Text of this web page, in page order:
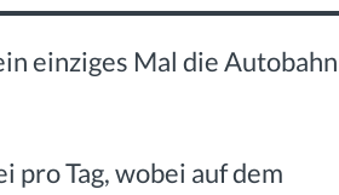
einziges Mal die Autobahn
pro Tag, wobei auf dem